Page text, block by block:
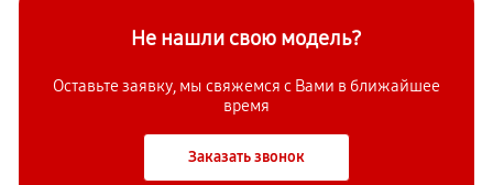
Не нашли свою модель?
Оставьте заявку, мы свяжемся с Вами в ближайшее
время
Заказать звонок